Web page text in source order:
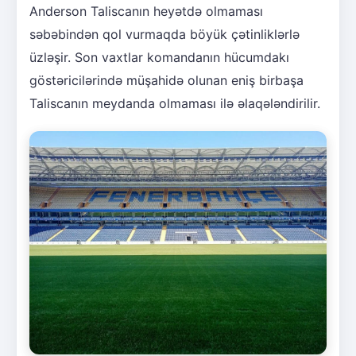
Anderson Taliscanın heyətdə olmaması
səbəbindən qol vurmaqda böyük çətinliklərlə
üzləşir. Son vaxtlar komandanın hücumdakı
göstəricilərində müşahidə olunan eniş birbaşa
Taliscanın meydanda olmaması ilə əlaqələndirilir.